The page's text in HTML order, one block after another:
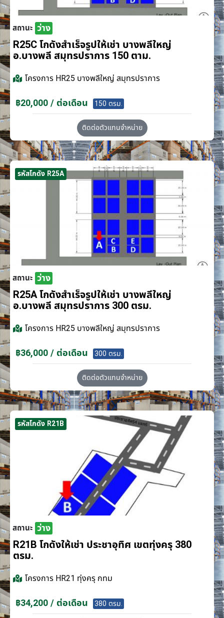
สถานะ ว่าง
R25C โกดังสำเร็จรูปให้เช่า บางพลีใหญ่
อ.บางพลี สมุทรปราการ 150 ตาม.
โครงการ HR25 บางพลีใหญ่ สมุทรปราการ
฿20,000 / ต่อเดือน 150 ตรม.
ติดต่อตัวแทนจำหน่าย
รหัสโกดัง R25A
สถานะ ว่าง
R25A โกดังสำเร็จรูปให้เช่า บางพลีใหญ่
อ.บางพลี สมุทรปราการ 300 ตรม.
โครงการ HR25 บางพลีใหญ่ สมุทรปราการ
฿36,000 / ต่อเดือน 300 ตรม.
ติดต่อตัวแทนจำหน่าย
รหัสโกดัง R21B
สถานะ ว่าง
R21B โกดังให้เช่า ประชาอุทิศ เขตทุ่งครุ 380
ตรม.
โครงการ HR21 ทุ่งครุ กทม
฿34,200 / ต่อเดือน 380 ตรม.